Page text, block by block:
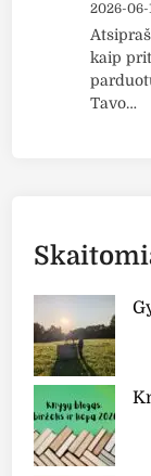
2026-06-
kaip
Tavo…